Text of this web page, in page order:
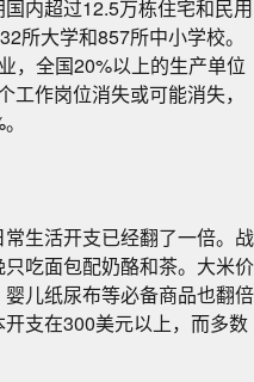
内超过12.5万栋住宅和民用
所大学和857所中小学校。
，全国20%以上的生产单位
作岗位消失或可能消失，
生活开支已经翻了一倍。战
吃面包配奶酪和茶。大米价
儿纸尿布等必备商品也翻倍
支在300美元以上，而多数